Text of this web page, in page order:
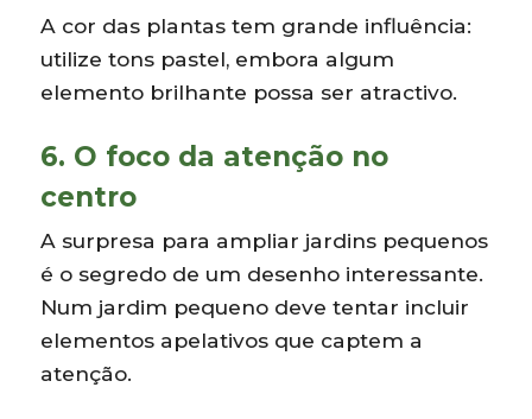
A cor das plantas tem grande influência:
utilize tons pastel, embora algum
elemento brilhante possa ser atractivo.
6. O foco da atenção no
centro
A surpresa para ampliar jardins pequenos
é o segredo de um desenho interessante.
Num jardim pequeno deve tentar incluir
elementos apelativos que captem a
atenção.